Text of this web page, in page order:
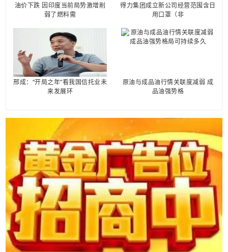
油价下跌 因印度当前局势激增削
弱了燃料需
得力集团成立新公司经营范围含日
用口罩（非
邢成：“开局之年”看我国信托业未
来发展环
原油与成品油行情关联度减弱 成
品油强势格